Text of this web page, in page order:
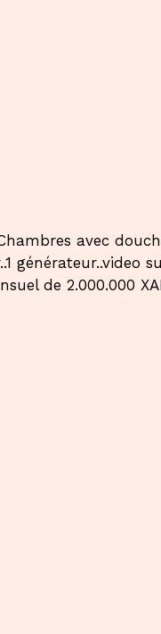
avec
générateur..video
de 2.000.000